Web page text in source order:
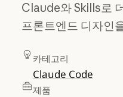
Claude와 Skills로
프론트엔드 디자인
카테고리
Claude Code
제품